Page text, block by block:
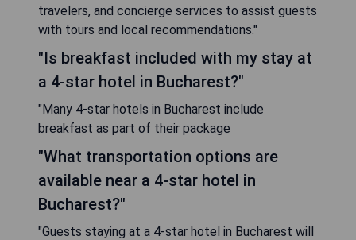
travelers, and concierge services to assist guests
with tours and local recommendations."
"Is breakfast included with my stay at
a 4-star hotel in Bucharest?"
"Many 4-star hotels in Bucharest include
breakfast as part of their package
"What transportation options are
available near a 4-star hotel in
Bucharest?"
"Guests staying at a 4-star hotel in Bucharest will